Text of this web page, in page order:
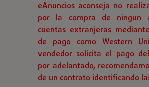
eAnuncios aconseja no
por la compra de ningun
cuentas extranjeras
de pago como Western
vendedor solicita el pago
por adelantado,
de un contrato identificando